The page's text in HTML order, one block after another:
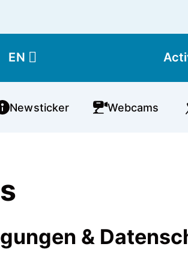
EN
Newsticker Webcams
&